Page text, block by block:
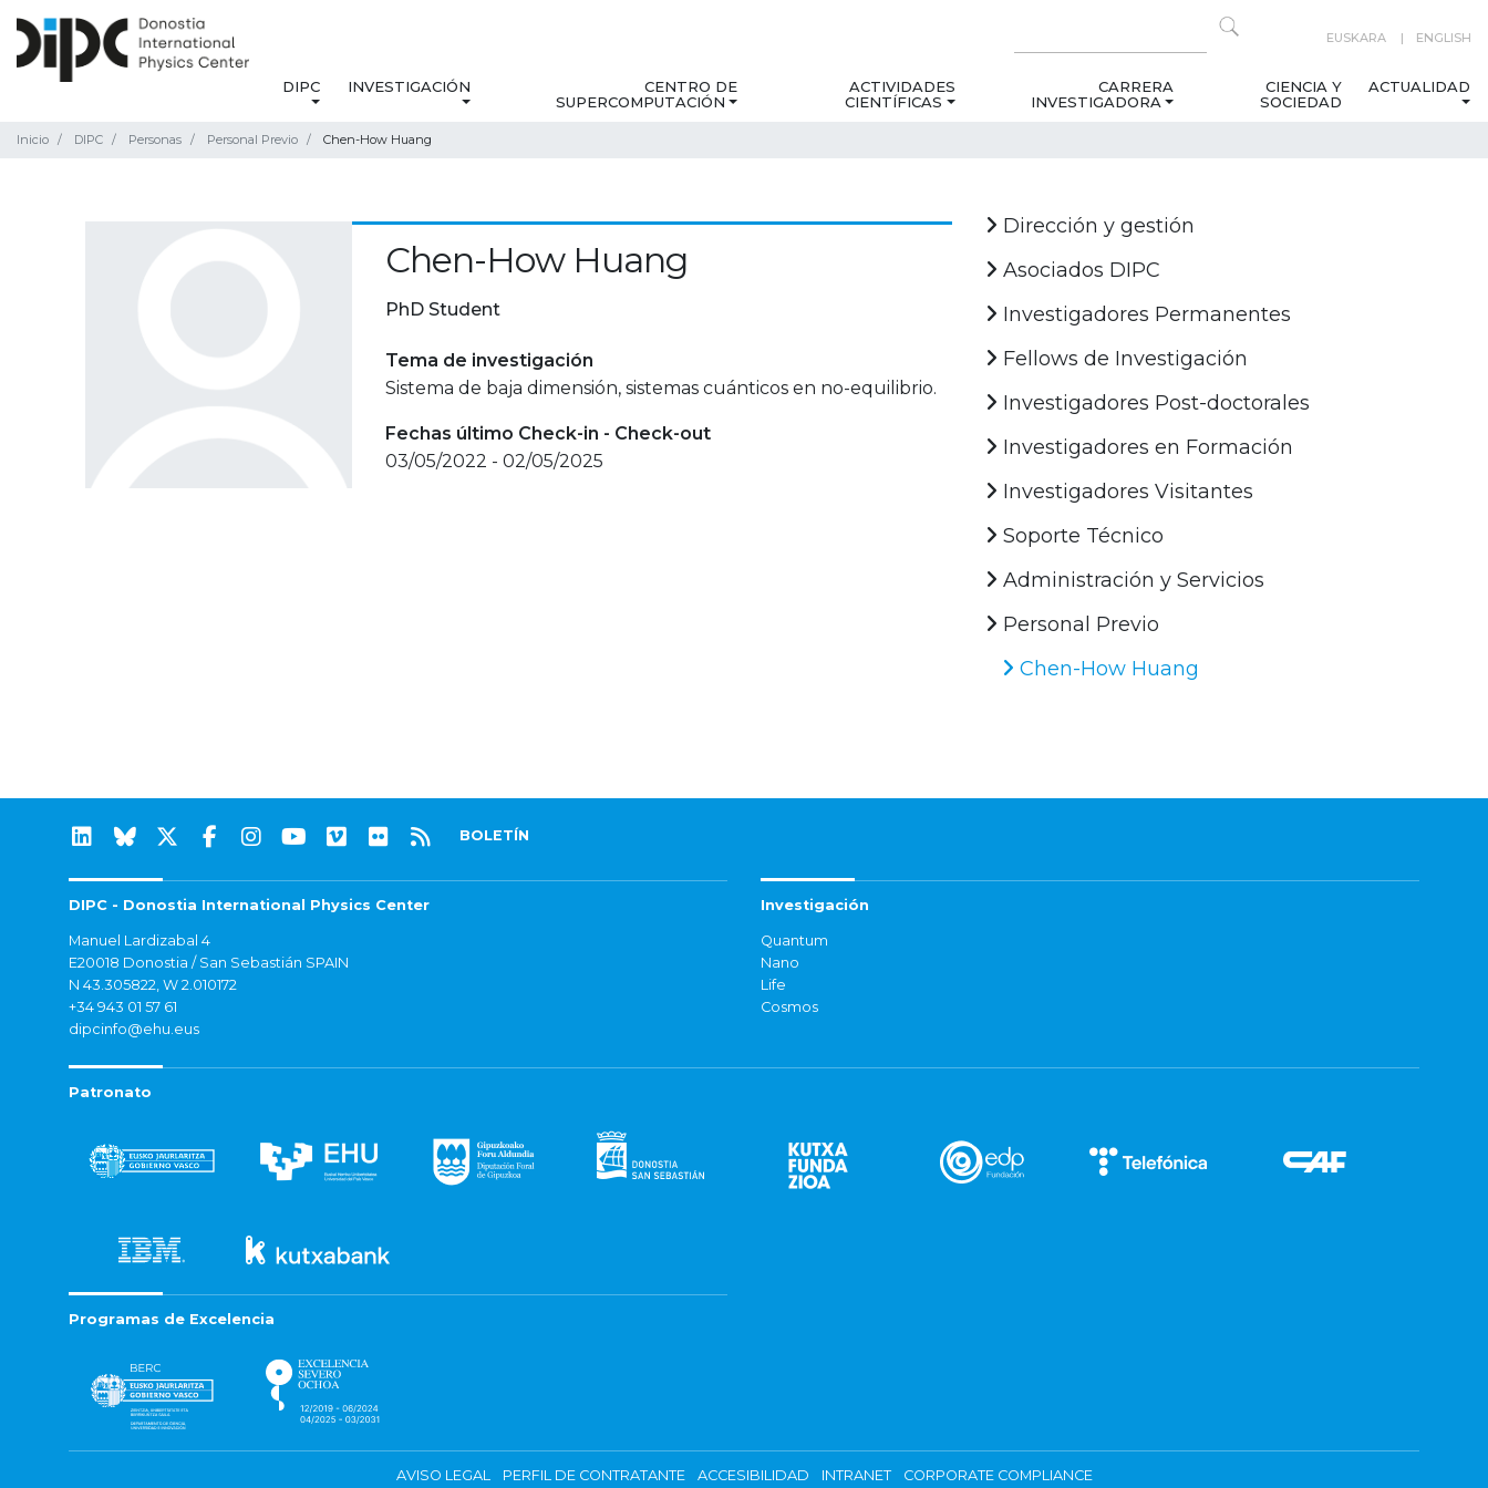
EUSKARA ENGLISH
DIPC INVESTIGACIÓN
CENTRO DE
SUPERCOMPUTACIÓN
ACTIVIDADES
CIENTÍFICAS
CARRERA
INVESTIGADORA
CIENCIA Y
SOCIEDAD
ACTUALIDAD
Inicio DIPC Personas Personal Previo Chen-How Huang
Chen-How Huang
PhD Student
Tema de investigación
Sistema de baja dimensión, sistemas cuánticos en no-equilibrio.
Fechas último Check-in - Check-out
03/05/2022 - 02/05/2025
Dirección y gestión
Asociados DIPC
Investigadores Permanentes
Fellows de Investigación
Investigadores Post-doctorales
Investigadores en Formación
Investigadores Visitantes
Soporte Técnico
Administración y Servicios
Personal Previo
Chen-How Huang
BOLETÍN
DIPC - Donostia International Physics Center
Manuel Lardizabal 4
E20018 Donostia / San Sebastián SPAIN
N 43.305822, W 2.010172
+34 943 01 57 61
dipcinfo@ehu.eus
Investigación
Quantum
Nano
Life
Cosmos
Patronato
Programas de Excelencia
AVISO LEGAL PERFIL DE CONTRATANTE ACCESIBILIDAD INTRANET CORPORATE COMPLIANCE